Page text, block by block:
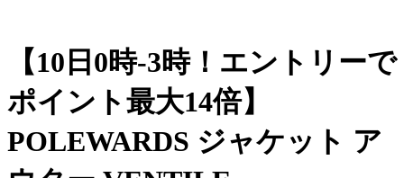
【10日0時-3時！エントリーで
ポイント最大14倍】
POLEWARDS ジャケット ア